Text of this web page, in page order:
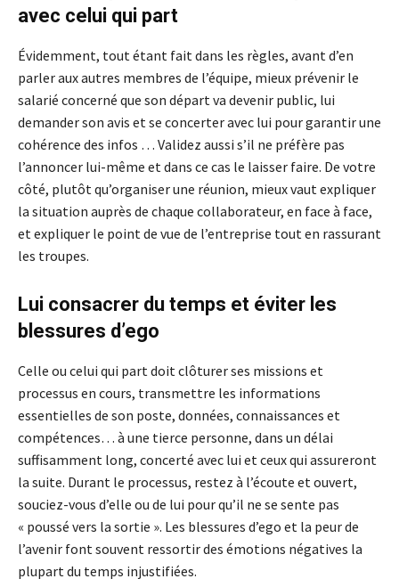
avec celui qui part
Évidemment, tout étant fait dans les règles, avant d’en
parler aux autres membres de l’équipe, mieux prévenir le
salarié concerné que son départ va devenir public, lui
demander son avis et se concerter avec lui pour garantir une
cohérence des infos … Validez aussi s’il ne préfère pas
l’annoncer lui-même et dans ce cas le laisser faire. De votre
côté, plutôt qu’organiser une réunion, mieux vaut expliquer
la situation auprès de chaque collaborateur, en face à face,
et expliquer le point de vue de l’entreprise tout en rassurant
les troupes.
Lui consacrer du temps et éviter les
blessures d’ego
Celle ou celui qui part doit clôturer ses missions et
processus en cours, transmettre les informations
essentielles de son poste, données, connaissances et
compétences… à une tierce personne, dans un délai
suffisamment long, concerté avec lui et ceux qui assureront
la suite. Durant le processus, restez à l’écoute et ouvert,
souciez-vous d’elle ou de lui pour qu’il ne se sente pas
« poussé vers la sortie ». Les blessures d’ego et la peur de
l’avenir font souvent ressortir des émotions négatives la
plupart du temps injustifiées.